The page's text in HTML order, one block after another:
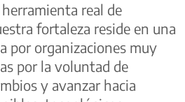
real de
fortaleza reside en una
por organizaciones muy
por la voluntad de
y avanzar hacia